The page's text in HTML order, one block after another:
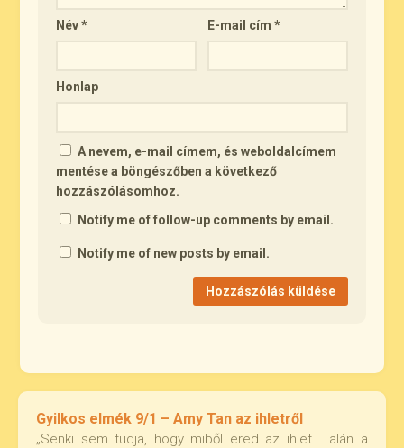
Név* E-mail cím*
Honlap
A nevem, e-mail címem, és weboldalcímem
mentése a böngészőben a következő
hozzászólásomhoz.
Notify me of follow-up comments by email.
Notify me of new posts by email.
Gyilkos elmék 9/1 – Amy Tan az ihletről
„Senki sem tudja, hogy miből ered az ihlet. Talán a